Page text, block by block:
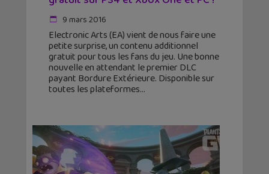
9 mars 2016
Electronic Arts (EA) vient de nous faire une
petite surprise, un contenu additionnel
gratuit pour tous les fans du jeu. Une bonne
nouvelle en attendant le premier DLC
payant Bordure Extérieure. Disponible sur
toutes les plateformes